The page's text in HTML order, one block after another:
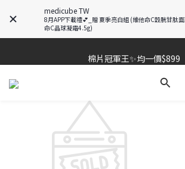
medicube TW
8月APP下載禮💕_贈 夏季亮白組 (維他命C穀胱甘肽
命C晶球凝霜4.5g)加入LINE好友💚即享免運🛒
棉片冠軍王✨均一價$899